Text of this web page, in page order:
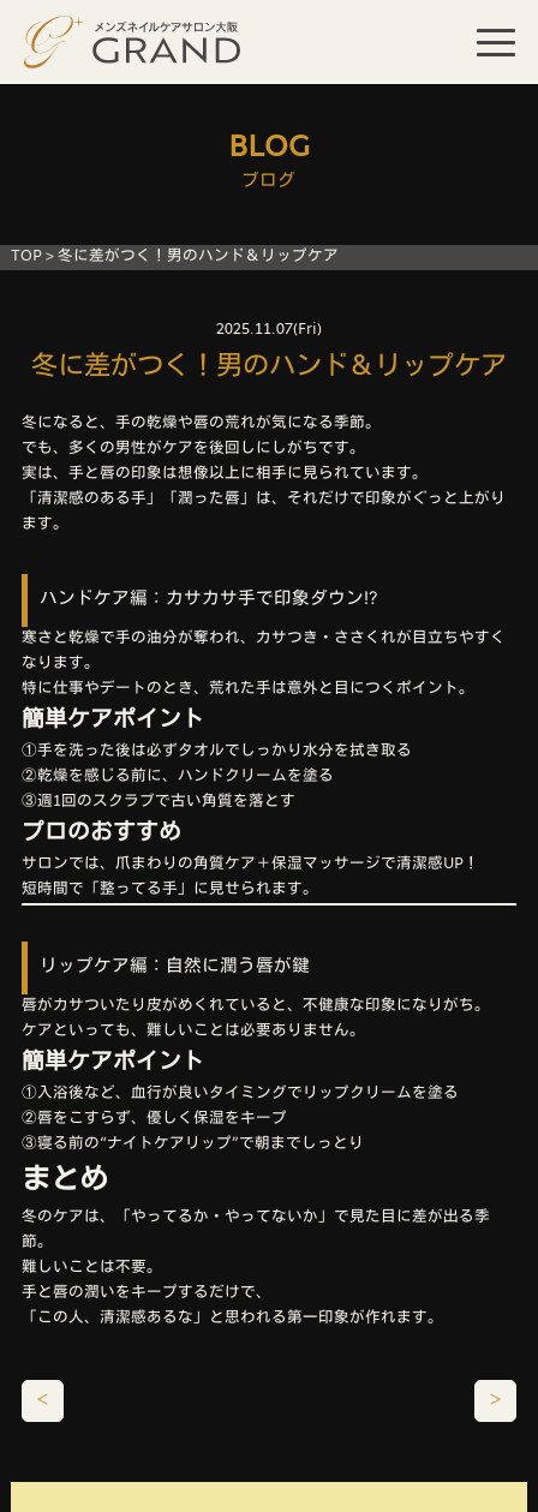
BLOG
ブログ
TOP>冬に差がつく！男のハンド＆リップケア
2025.11.07(Fri)
冬に差がつく！男のハンド＆リップケア
冬になると、手の乾燥や唇の荒れが気になる季節。
でも、多くの男性がケアを後回しにしがちです。
実は、手と唇の印象は想像以上に相手に見られています。
「清潔感のある手」「潤った唇」は、それだけで印象がぐっと上がり
ます。
ハンドケア編：カサカサ手で印象ダウン⁉︎
寒さと乾燥で手の油分が奪われ、カサつき・ささくれが目立ちやすく
なります。
特に仕事やデートのとき、荒れた手は意外と目につくポイント。
簡単ケアポイント
①手を洗った後は必ずタオルでしっかり水分を拭き取る
②乾燥を感じる前に、ハンドクリームを塗る
③週1回のスクラブで古い角質を落とす
プロのおすすめ
サロンでは、爪まわりの角質ケア＋保湿マッサージで清潔感UP！
短時間で「整ってる手」に見せられます。
リップケア編：自然に潤う唇が鍵
唇がカサついたり皮がめくれていると、不健康な印象になりがち。
ケアといっても、難しいことは必要ありません。
簡単ケアポイント
①入浴後など、血行が良いタイミングでリップクリームを塗る
②唇をこすらず、優しく保湿をキープ
③寝る前の“ナイトケアリップ”で朝までしっとり
まとめ
冬のケアは、「やってるか・やってないか」で見た目に差が出る季
節。
難しいことは不要。
手と唇の潤いをキープするだけで、
「この人、清潔感あるな」と思われる第一印象が作れます。
＜ ＞